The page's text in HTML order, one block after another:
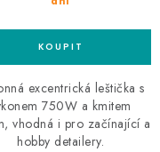
excentrická leštička s
750W a kmitem
vhodná i pro začínající a
hobby detailery.